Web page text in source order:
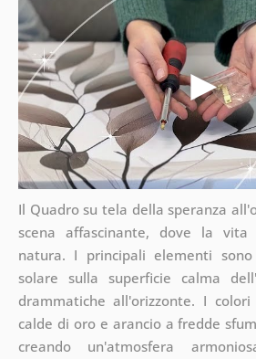
Il Quadro su tela della speranza
scena affascinante, dove la
natura. I principali elementi
solare sulla superficie calma
drammatiche all'orizzonte. I
calde di oro e arancio a fredde
creando un'atmosfera